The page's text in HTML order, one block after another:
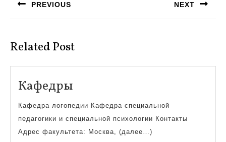
записям
PREVIOUS NEXT
Related Post
Кафедры
Кафедра логопедии Кафедра специальной
педагогики и специальной психологии Контакты
Адрес факультета: Москва, (далее…)